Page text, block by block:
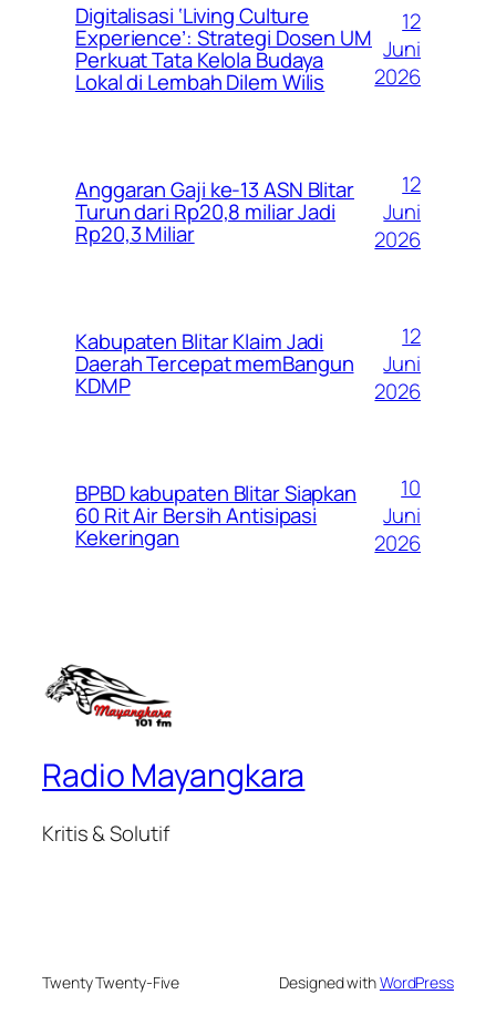
Digitalisasi ‘Living Culture
Experience’: Strategi Dosen UM
Perkuat Tata Kelola Budaya
Lokal di Lembah Dilem Wilis
12
Juni
2026
Anggaran Gaji ke-13 ASN Blitar
Turun dari Rp20,8 miliar Jadi
Rp20,3 Miliar
12
Juni
2026
Kabupaten Blitar Klaim Jadi
Daerah Tercepat memBangun
KDMP
12
Juni
2026
BPBD kabupaten Blitar Siapkan
60 Rit Air Bersih Antisipasi
Kekeringan
10
Juni
2026
Radio Mayangkara
Kritis & Solutif
Twenty Twenty-Five Designed withWordPress